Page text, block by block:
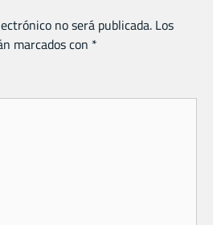
no será publicada. Los
marcados con *